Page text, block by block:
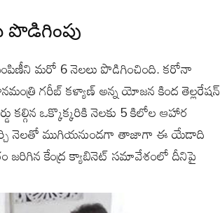
పంపిణీని మరో 6 నెలలు పొడిగించింది. కరోనా
గరీబ్ కళ్యాణ్ అన్న యోజన కింద తెల్లరేషన్
కల్గిన ఒక్కొక్కరికి నెలకు 5 కిలోల ఆహార
నెలతో ముగియనుండగా తాజాగా ఈ యేడాది
జరిగిన కేంద్ర క్యాబినెట్ సమావేశంలో దీనిపై